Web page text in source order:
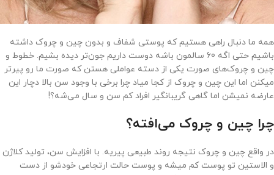
همه ما دنبال راهی هستیم که پوستی شفاف و بدون چین و چروک داشته
باشیم حتی اگه 60 سالمون باشه دوست داریم جون‌تر دیده بشیم. خطوط و
چین و چروک‌های صورت یکی از دسته عواملی هستن که صورت ما رو پیرتر
میکنن اما این چین و چروک از کجا میاد چرا برخی با وجود سن بالا دچار این
عارضه نمیشن اما گاهی گریبانگیر افراد کم سن و سال می‌شه؟!
چرا چین و چروک می‌افته؟
در واقع چین و چروک نتیجه روند طبیعی پیریه. با افزایش سن، تولید کلاژن
و الاستین تو پوست کم میشه و پوست حالت ارتجاعی خودشو از دست